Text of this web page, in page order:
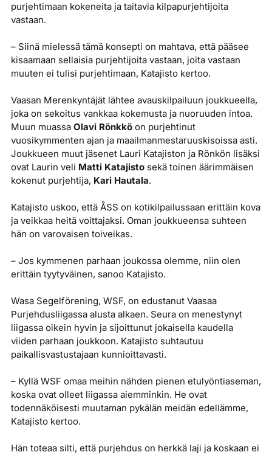
purjehtimaan kokeneita ja taitavia kilpapurjehtijoita
vastaan.
– Siinä mielessä tämä konsepti on mahtava, että pääsee
kisaamaan sellaisia purjehtijoita vastaan, joita vastaan
muuten ei tulisi purjehtimaan, Katajisto kertoo.
Vaasan Merenkyntäjät lähtee avauskilpailuun joukkueella,
joka on sekoitus vankkaa kokemusta ja nuoruuden intoa.
Muun muassa Olavi Rönkköon purjehtinut
vuosikymmenten ajan ja maailmanmestaruuskisoissa asti.
Joukkueen muut jäsenet Lauri Katajiston ja Rönkön lisäksi
ovat Laurin veli Matti Katajistosekä toinen äärimmäisen
kokenut purjehtija, Kari Hautala.
Katajisto uskoo, että ÅSS on kotikilpailussaan erittäin kova
ja veikkaa heitä voittajaksi. Oman joukkueensa suhteen
hän on varovaisen toiveikas.
– Jos kymmenen parhaan joukossa olemme, niin olen
erittäin tyytyväinen, sanoo Katajisto.
Wasa Segelförening, WSF, on edustanut Vaasaa
Purjehdusliigassa alusta alkaen. Seura on menestynyt
liigassa oikein hyvin ja sijoittunut jokaisella kaudella
viiden parhaan joukkoon. Katajisto suhtautuu
paikallisvastustajaan kunnioittavasti.
– Kyllä WSF omaa meihin nähden pienen etulyöntiaseman,
koska ovat olleet liigassa aiemminkin. He ovat
todennäköisesti muutaman pykälän meidän edellämme,
Katajisto kertoo.
Hän toteaa silti, että purjehdus on herkkä laji ja koskaan ei